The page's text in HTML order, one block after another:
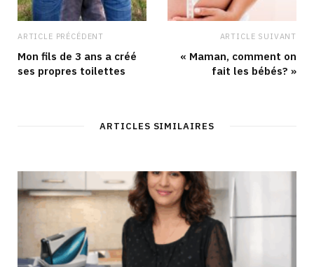
ARTICLE PRÉCÉDENT
Mon fils de 3 ans a créé
ses propres toilettes
ARTICLE SUIVANT
« Maman, comment on
fait les bébés? »
ARTICLES SIMILAIRES